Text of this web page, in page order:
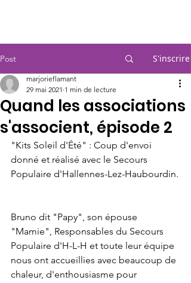
Post S'inscrire
Quand les associations
s'associent, épisode 2
marjorieflamant
29 mai 2021 1 min de lecture
"Kits Soleil d'Été" : Coup d'envoi
donné et réalisé avec le Secours
Populaire d'Hallennes-Lez-Haubourdin.
Bruno dit "Papy", son épouse
"Mamie", Responsables du Secours
Populaire d'H-L-H et toute leur équipe
nous ont accueillies avec beaucoup de
chaleur, d'enthousiasme pour